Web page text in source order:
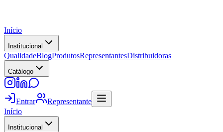
Início
Institucional
QualidadeBlogProdutosRepresentantesDistribuidoras
Catálogo
Entrar
Representante
Início
Institucional